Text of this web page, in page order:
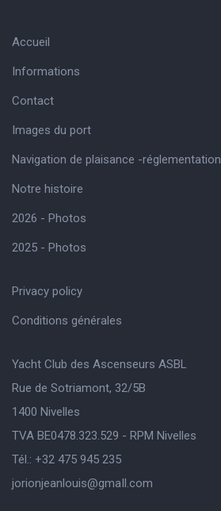
Accueil
Informations
Contact
Images du port
Navigation de plaisance -réglementation
Notre histoire
2026 - Photos
2025 - Photos
Privacy policy
Conditions générales
Yacht Club des Ascenseurs ASBL
Rue de Sotriamont, 32/5B
1400 Nivelles
TVA BE0478.323.529 - RPM Nivelles
Tél.: +32 475 945 235
jorionjeanlouis@gmaIl.com